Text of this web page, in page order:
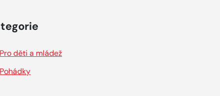
Pro děti a mládež
Pohádky